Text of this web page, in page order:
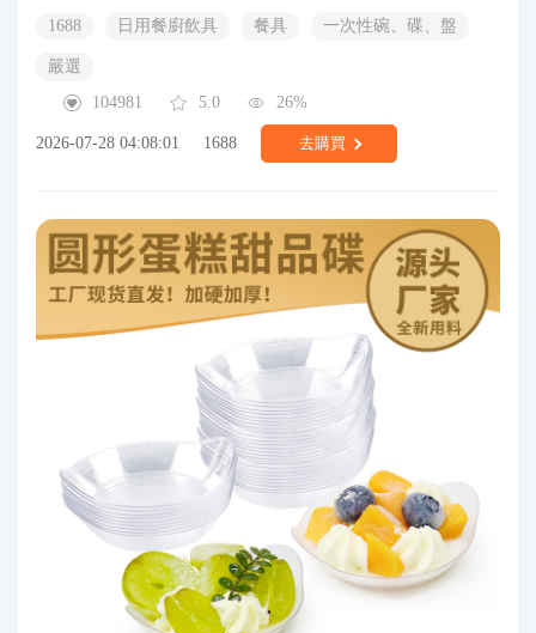
1688 日用餐廚飲具 餐具 一次性碗、碟、盤
嚴選
104981
5.0 26%
2026-07-28 04:08:01 1688 去購買